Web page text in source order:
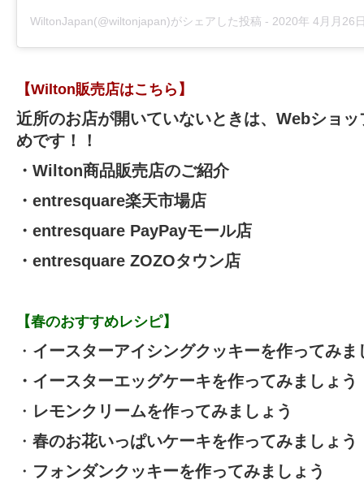
WiltonJapan(@wiltonjapan)がシェアした投稿 - 2020年 4月月26日午
【Wilton販売店はこちら】
近所のお店が開いていないときは、Webショ
めです！！
・ Wilton商品販売店のご紹介
・ entresquare楽天市場店
・ entresquare PayPayモール店
・ entresquare ZOZOタウン店
【春のおすすめレシピ】
・ イースターアイシングクッキーを作ってみま
・ イースターエッグケーキを作ってみましょう
・ レモンクリームを作ってみましょう
・ 春のお花いっぱいケーキを作ってみましょう
・ フォンダンクッキーを作ってみましょう